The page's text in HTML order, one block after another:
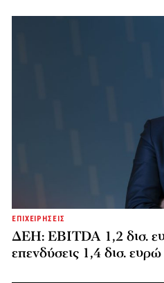
ΕΠΙΧΕΙΡΗΣΕΙΣ
ΔΕΗ: EBITDA 1,2 δισ.
επενδύσεις 1,4 δισ.